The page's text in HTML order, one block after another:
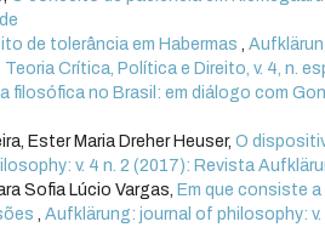
de tolerância em Habermas,
Crítica, Política e Direito, v. 4, n.
filosófica no Brasil: em diálogo com
Ester Maria Dreher Heuser,O
v. 4 n. 2 (2017): Revista
Sofia Lúcio Vargas, Em que consiste
,Aufklärung: journal of philosophy: v.